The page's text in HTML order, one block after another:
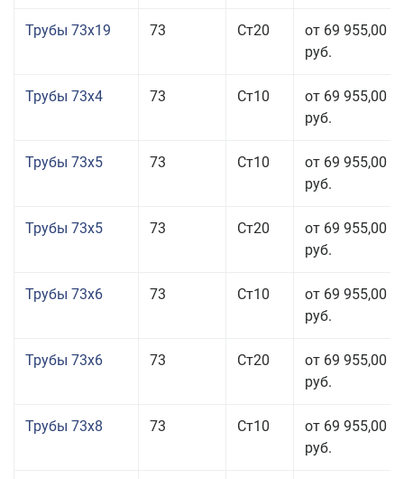
Трубы 73x19 73 Ст20
от 69 955,00
руб.
Трубы 73x4 73 Ст10
от 69 955,00
руб.
Трубы 73x5 73 Ст10
от 69 955,00
руб.
Трубы 73x5 73 Ст20
от 69 955,00
руб.
Трубы 73x6 73 Ст10
от 69 955,00
руб.
Трубы 73x6 73 Ст20
от 69 955,00
руб.
Трубы 73x8 73 Ст10
от 69 955,00
руб.